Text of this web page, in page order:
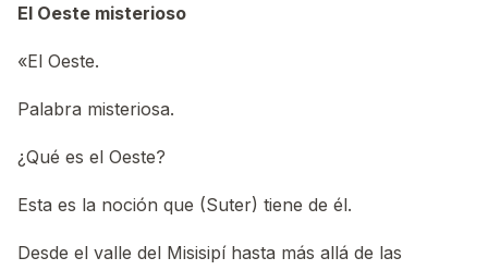
El Oeste misterioso
«El Oeste.
Palabra misteriosa.
¿Qué es el Oeste?
Esta es la noción que (Suter) tiene de él.
Desde el valle del Misisipí hasta más allá de las